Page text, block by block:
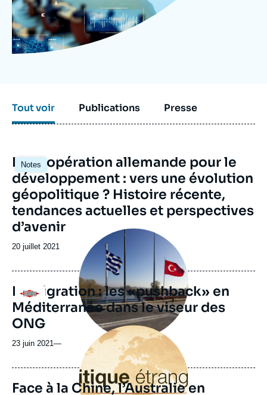
Tout voir Publications Presse
Notes
La coopération allemande pour le
développement : vers une évolution
géopolitique ? Histoire récente,
tendances actuelles et perspectives
d’avenir
Date
publication
20 juillet 2021
Logo
principale
médiatique
Immigration : les «pushback» en
Méditerranée dans le viseur des
ONG
23 juin 2021—
Image
principale
Face à la Chine, l’Australie en